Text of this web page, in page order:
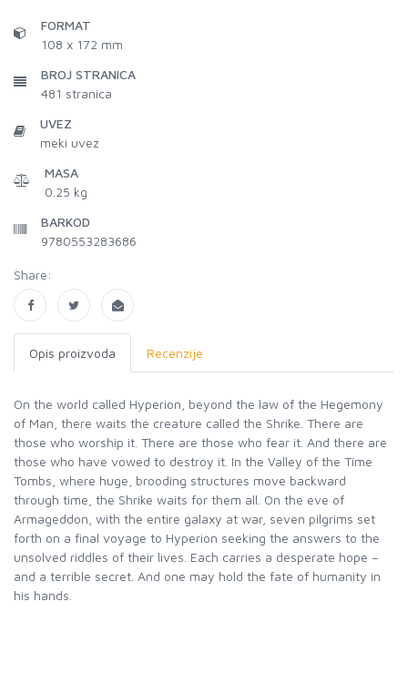
FORMAT
108 x 172 mm
BROJ STRANICA
481 stranica
UVEZ
meki uvez
MASA
0.25 kg
BARKOD
9780553283686
Share:
Opis proizvoda Recenzije
On the world called Hyperion, beyond the law of the Hegemony
of Man, there waits the creature called the Shrike. There are
those who worship it. There are those who fear it. And there are
those who have vowed to destroy it. In the Valley of the Time
Tombs, where huge, brooding structures move backward
through time, the Shrike waits for them all. On the eve of
Armageddon, with the entire galaxy at war, seven pilgrims set
forth on a final voyage to Hyperion seeking the answers to the
unsolved riddles of their lives. Each carries a desperate hope –
and a terrible secret. And one may hold the fate of humanity in
his hands.